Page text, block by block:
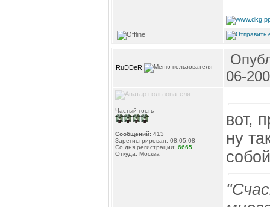
RuDDeR
06-
Частый гость
Сообщений: 413
Зарегистрирован: 08.05.08
Со дня регистрации: 6665
Откуда: Москва
вот,
ну